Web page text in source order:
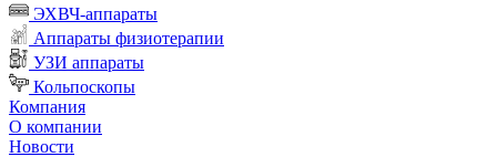
ЭХВЧ-аппараты
Аппараты физиотерапии
УЗИ аппараты
Кольпоскопы
Компания
О компании
Новости